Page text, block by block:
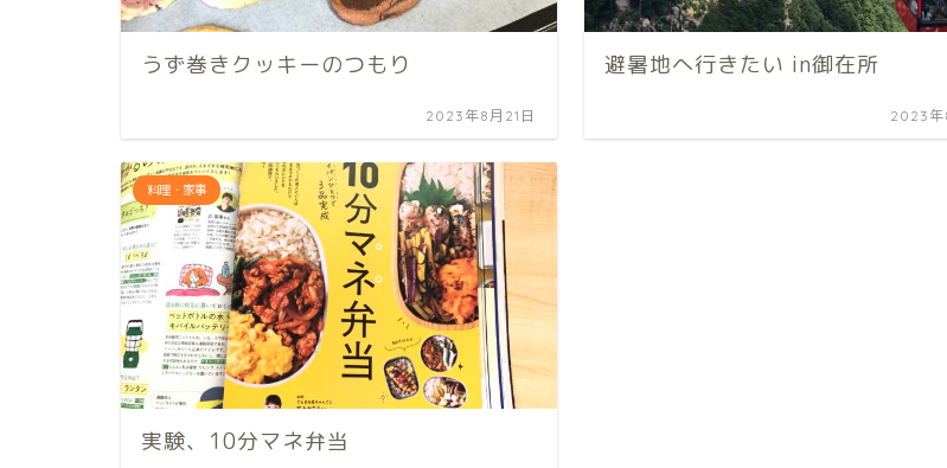
うず巻きクッキーのつもり
2023年8月21日
避暑地へ行きたい in御在所
2023年
料理・家事
実験、10分マネ弁当